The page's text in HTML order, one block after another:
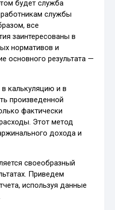
будет служба
службы
все
заинтересованы в
нормативов и
основного результата —
калькуляцию и в
произведенной
фактически
Этот метод
дохода и
своеобразный
Приведем
используя данные